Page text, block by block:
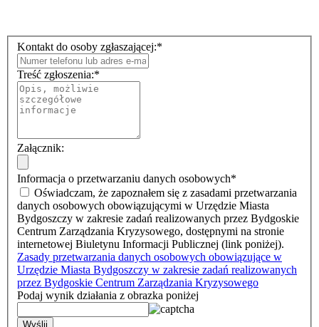
Kontakt do osoby zgłaszającej:*
Treść zgłoszenia:*
Załącznik:
Informacja o przetwarzaniu danych osobowych*
danych osobowych obowiązującymi w Urzędzie Miasta
Bydgoszczy w zakresie zadań realizowanych przez Bydgoskie
Centrum Zarządzania Kryzysowego, dostępnymi na stronie
internetowej Biuletynu Informacji Publicznej (link poniżej).
Zasady przetwarzania danych osobowych obowiązujące w
Urzędzie Miasta Bydgoszczy w zakresie zadań realizowanych
przez Bydgoskie Centrum Zarządzania Kryzysowego
Podaj wynik działania z obrazka poniżej